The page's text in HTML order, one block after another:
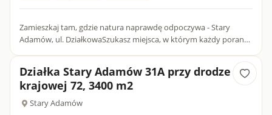
Zamieszkaj tam, gdzie natura naprawdę odpoczywa - Stary
Adamów, ul. DziałkowaSzukasz miejsca, w którym każdy poranek
Działka Stary Adamów 31A przy drodze
krajowej 72, 3400 m2
Stary Adamów